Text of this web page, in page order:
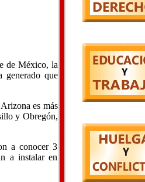
de México, la
generado que
es más
y Obregón,
a conocer 3
a instalar en